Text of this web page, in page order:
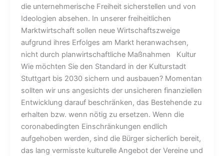
die unternehmerische Freiheit sicherstellen und von
Ideologien absehen. In unserer freiheitlichen
Marktwirtschaft sollen neue Wirtschaftszweige
aufgrund ihres Erfolges am Markt heranwachsen,
nicht durch planwirtschaftliche Maßnahmen Kultur
Wie möchten Sie den Standard in der Kulturstadt
Stuttgart bis 2030 sichern und ausbauen? Momentan
sollten wir uns angesichts der unsicheren finanziellen
Entwicklung darauf beschränken, das Bestehende zu
erhalten bzw. wenn nötig zu ersetzen. Wenn die
coronabedingten Einschränkungen endlich
aufgehoben werden, sind die Bürger sicherlich bereit,
das lang vermisste kulturelle Angebot der Vereine und